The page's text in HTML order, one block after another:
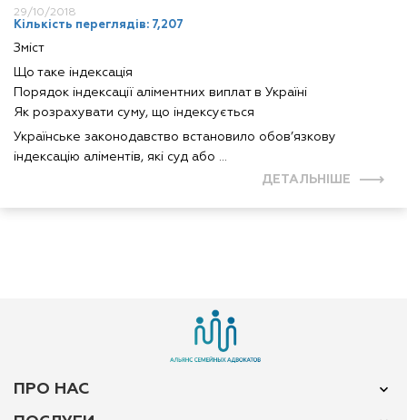
29/10/2018
Кількість переглядів: 7,207
Зміст
Що таке індексація
Порядок індексації аліментних виплат в Україні
Як розрахувати суму, що індексується
Українське законодавство встановило обов’язкову
індексацію аліментів, які суд або ...
ДЕТАЛЬНІШЕ
ПРО НАС